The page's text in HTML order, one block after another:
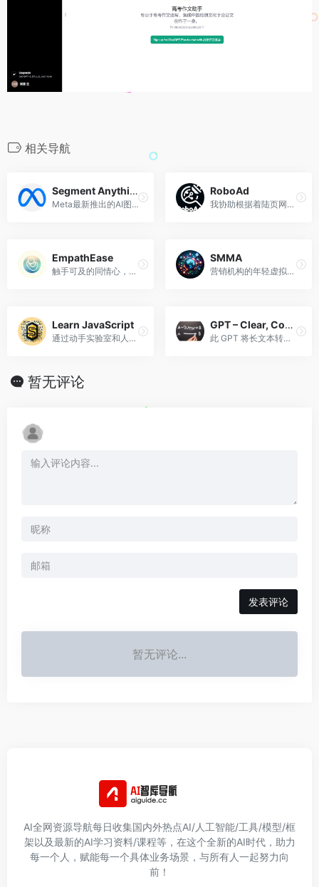
相关导航
Segment Anything（SAM）
Meta最新推出的AI图像分割模型
RoboAd
我协助根据着陆页网址创建文字广告文案和关键字。
EmpathEase
触手可及的同情心，每一次对话的支持
SMMA
营销机构的年轻虚拟首席执行官，专注于增强德克萨斯州当地企业的在线影响力。
Learn JavaScript
通过动手实验室和人工智能学习 JavaScript
GPT – Clear, Concise with structure
此 GPT 将长文本转换为简洁版本和要点结构
暂无评论
发表评论
暂无评论...
AI全网资源导航每日收集国内外热点AI/人工智能/工具/模型/框
架以及最新的AI学习资料/课程等，在这个全新的AI时代，助力
每一个人，赋能每一个具体业务场景，与所有人一起努力向
前！